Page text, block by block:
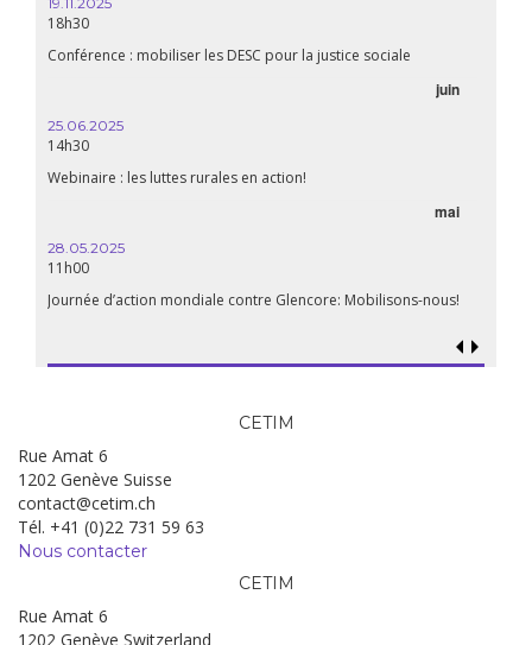
18h30
Conférence : mobiliser les DESC pour la justice sociale
juin
25.06.2025
14h30
Webinaire : les luttes rurales en action!
mai
28.05.2025
11h00
Journée d’action mondiale contre Glencore: Mobilisons-nous!
CETIM
Rue Amat 6
1202 Genève Suisse
contact@cetim.ch
Tél. +41 (0)22 731 59 63
Nous contacter
CETIM
Rue Amat 6
1202 Genève Switzerland